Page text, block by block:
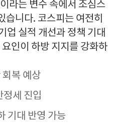
라는 변수 속에서 조심스
습니다. 코스피는 여전히
업 실적 개선과 정책 기대
인이 하방 지지를 강화하
복 예상
정세 진입
기대 반영 가능